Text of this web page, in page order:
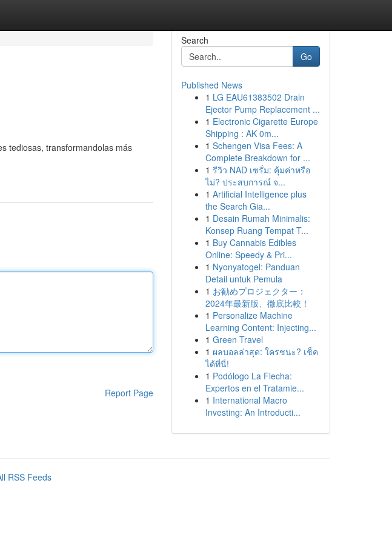
tediosas, transformandolas más
Report Page
Search
Go
Published News
1 LG EAU61383502 Drain
Ejector Pump Replacement ...
1 Electronic Cigarette Europe
Shipping : AK 0m...
1 Schengen Visa Fees: A
Complete Breakdown for ...
1 รีวิว NAD เซรั่ม: คุ้มค่าหรือ
ไม่? ประสบการณ์ จ...
1 Artificial Intelligence plus
the Search Gia...
1 Desain Rumah Minimalis:
Konsep Ruang Tempat T...
1 Buy Cannabis Edibles
Online: Speedy & Pri...
1 Nyonyatogel: Panduan
Detail untuk Pemula
1 お勧めプロジェクター：
2024年最新版、徹底比較！
1 Personalize Machine
Learning Content: Injecting...
1 Green Travel
1 ผลบอลล่าสุด: ใครชนะ? เช็ค
ได้ที่นี่!
1 Podólogo La Flecha:
Expertos en el Tratamie...
1 International Macro
Investing: An Introducti...
RSS Feeds